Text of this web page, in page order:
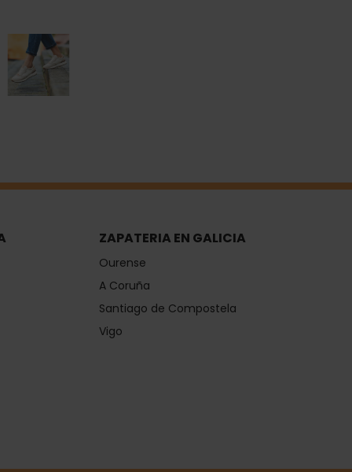
ZAPATERIA EN GALICIA
Ourense
A Coruña
Santiago de Compostela
Vigo